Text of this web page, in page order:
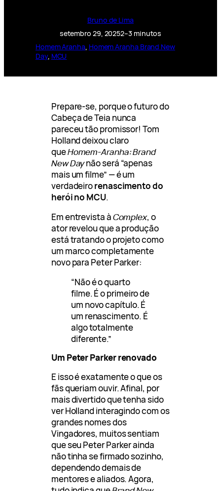
Bruno de Lima
setembro 29, 20252–3 minutos
Homem Aranha, Homem Aranha Brand New
Day, MCU
Prepare-se, porque o futuro do
Cabeça de Teia nunca
pareceu tão promissor! Tom
Holland deixou claro
queHomem-Aranha: Brand
New Daynão será “apenas
mais um filme” — é um
verdadeirorenascimento do
herói no MCU.
Em entrevista àComplex, o
ator revelou que a produção
está tratando o projeto como
um marco completamente
novo para Peter Parker:
“Não é o quarto
filme. É o primeiro de
um novo capítulo. É
um renascimento. É
algo totalmente
diferente.”
Um Peter Parker renovado
E isso é exatamente o que os
fãs queriam ouvir. Afinal, por
mais divertido que tenha sido
ver Holland interagindo com os
grandes nomes dos
Vingadores, muitos sentiam
que seu Peter Parker ainda
não tinha se firmado sozinho,
dependendo demais de
mentores e aliados. Agora,